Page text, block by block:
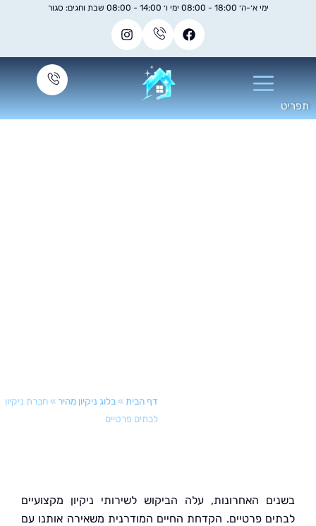
»בלוג ניקיון מהיר »חברת ניקיון
לבתים פרטיים
האחרונות, עלה הביקוש לשירותי ניקיון מקצועיים
פרטיים. הקדחת החיים המודרנית משאירה אותנו עם